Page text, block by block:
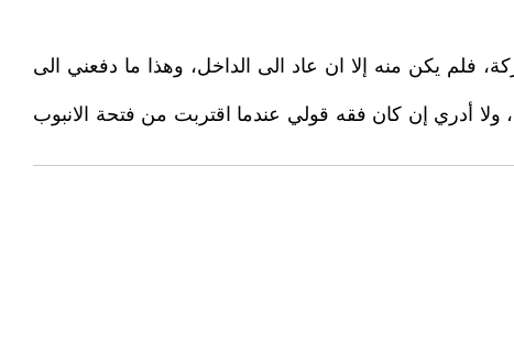
فلم يكن منه إلا ان عاد الى الداخل، وهذا ما دفعني الى
ولا أدري إن كان فقه قولي عندما اقتربت من فتحة الانبوب